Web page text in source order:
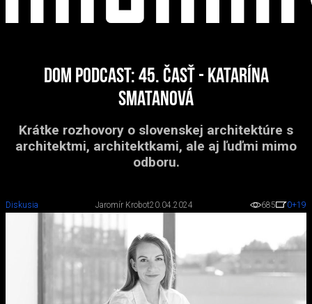
DOM podcast: 45. časť - Katarína
Smatanová
Krátke rozhovory o slovenskej architektúre s
architektmi, architektkami, ale aj ľuďmi mimo
odboru.
Diskusia Jaromír Krobot20.04.2024 685 0+19